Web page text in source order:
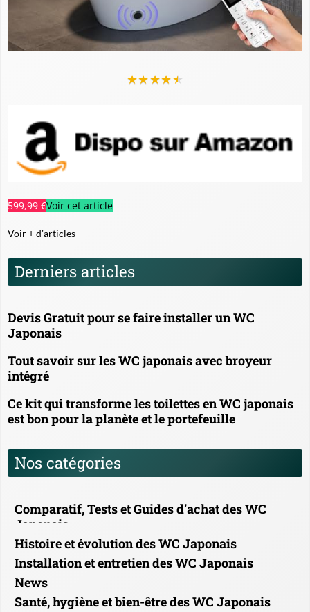
★★★★★
599,99 €Voir cet article
Voir + d'articles
Derniers articles
Devis Gratuit pour se faire installer un WC
Japonais
Tout savoir sur les WC japonais avec broyeur
intégré
Ce kit qui transforme les toilettes en WC japonais
est bon pour la planète et le portefeuille
Nos catégories
Comparatif, Tests et Guides d’achat des WC
Japonais
Histoire et évolution des WC Japonais
Installation et entretien des WC Japonais
News
Santé, hygiène et bien-être des WC Japonais